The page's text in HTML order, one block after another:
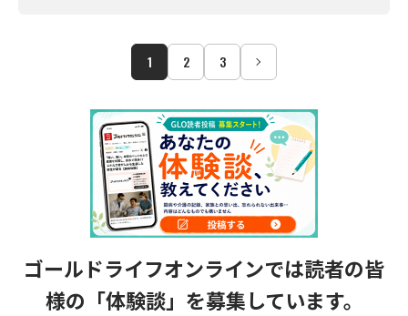
1 2 3
ゴールドライフオンラインでは読者の皆
様の 「体験談」を募集しています。